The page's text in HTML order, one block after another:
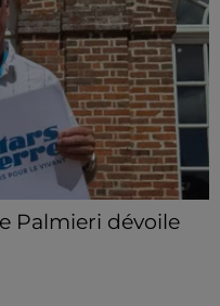
Palmieri dévoile